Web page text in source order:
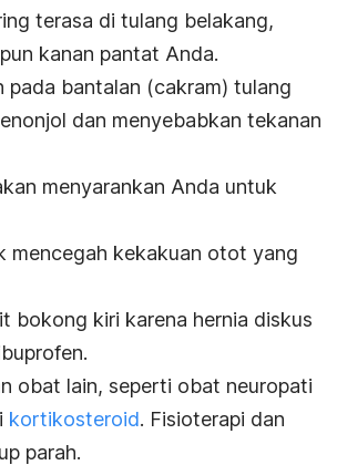
terasa di tulang belakang,
kanan pantat Anda.
pada bantalan (cakram) tulang
dan menyebabkan tekanan
menyarankan Anda untuk
mencegah kekakuan otot yang
bokong kiri karena hernia diskus
obat lain, seperti obat neuropati
kortikosteroid. Fisioterapi dan
parah.